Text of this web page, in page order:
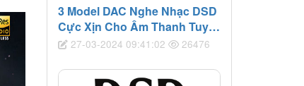
3 Model DAC Nghe Nhạc DSD
Cực Xịn Cho Âm Thanh Tuyệt
Đỉnh
27-03-2024 09:41:02 26476